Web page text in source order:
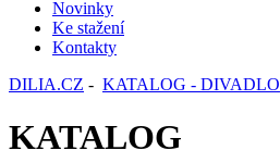
Novinky
Ke stažení
Kontakty
DILIA.CZ - KATALOG - DIVADLO
KATALOG